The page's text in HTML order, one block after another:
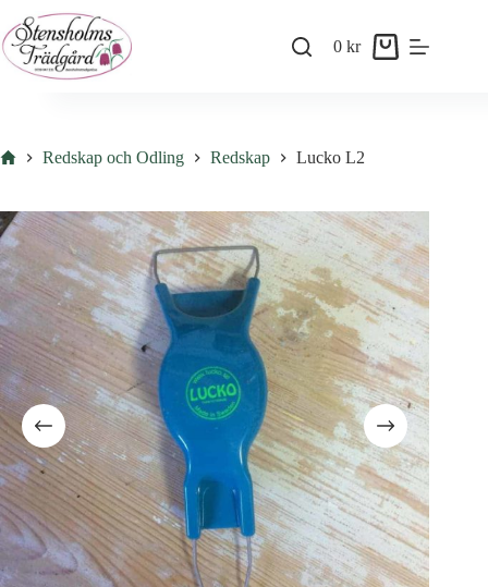
to
content
Shopping
0kr
HemRedskap och Odling Redskap Lucko L2